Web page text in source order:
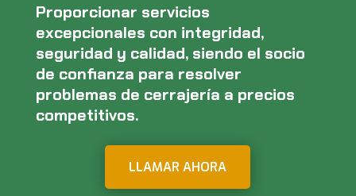
Proporcionar servicios
excepcionales con integridad,
seguridad y calidad, siendo el socio
de confianza para resolver
problemas de cerrajería a precios
competitivos.
LLAMAR AHORA